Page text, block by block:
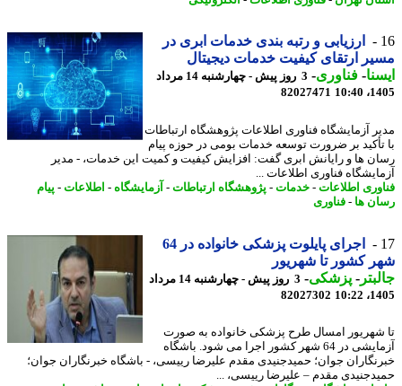
ارزیابی و رتبه بندی خدمات ابری در
ارتقای کیفیت خدمات دیجیتال
-فناوری-
3 روز پیش - چهارشنبه 14 مرداد
82027471
آزمایشگاه فناوری اطلاعات پژوهشگاه ارتباطات
بر ضرورت توسعه خدمات بومی در حوزه پیام
ها و رایانش ابری گفت: افزایش کیفیت و کمیت این خدمات، - مدیر
فناوری اطلاعات ...
اطلاعات-خدمات-پژوهشگاه ارتباطات-آزمایشگاه-اطلاعات-پیام
ها- فناوری
اجرای پایلوت پزشکی خانواده در 64
کشور تا شهریور
-پزشکی-
3 روز پیش - چهارشنبه 14 مرداد
82027302
امسال طرح پزشکی خانواده به صورت
آزمایشی در 64 شهر کشور اجرا می شود. باشگاه
جوان؛ حمیدجنیدی مقدم علیرضا رییسی، - باشگاه خبرنگاران جوان؛
مقدم – علیرضا رییسی، ...